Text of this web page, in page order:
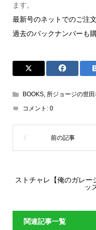
ます。
最新号のネットでのご注
過去のバックナンバーも
BOOKS, 所ジョージの世
コメント: 0
ストチャレ【俺のガレ
ッ
関連記事一覧